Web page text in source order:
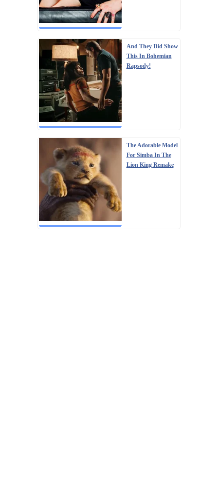
And They Did Show
This In Bohemian
Rapsody!
The Adorable Model
For Simba In The
Lion King Remake